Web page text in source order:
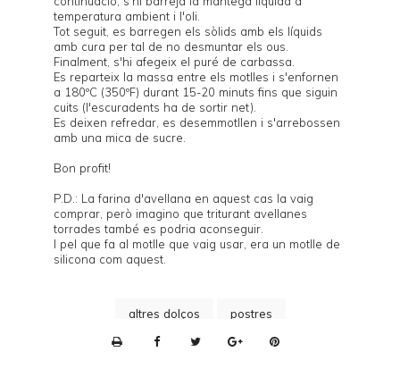
temperatura ambient i l'oli.
Tot seguit, es barregen els sòlids amb els líquids
amb cura per tal de no desmuntar els ous.
Finalment, s'hi afegeix el puré de carbassa.
Es reparteix la massa entre els motlles i s'enfornen
a 180ºC (350ºF) durant 15-20 minuts fins que siguin
cuits (l'escuradents ha de sortir net).
Es deixen refredar, es desemmotllen i s'arrebossen
amb una mica de sucre.
Bon profit!
P.D.: La farina d'avellana en aquest cas la vaig
comprar, però imagino que triturant avellanes
torrades també es podria aconseguir.
I pel que fa al motlle que vaig usar, era un motlle de
silicona com aquest
altres dolços
postres